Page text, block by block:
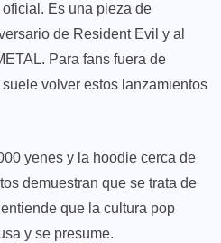
Es una pieza de
de Resident Evil y al
Para fans fuera de
volver estos lanzamientos
yenes y la hoodie cerca de
demuestran que se trata de
que la cultura pop
y se presume.